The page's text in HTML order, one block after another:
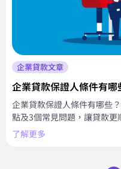
企業貸款文章
企業貸款保證人條件有
企業貸款保證人條件有哪些
點及3個常見問題，讓貸款更
了解更多